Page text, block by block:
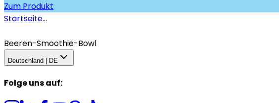
Zum Produkt
Startseite...
Beeren-Smoothie-Bowl
Deutschland | DE
Folge uns auf: